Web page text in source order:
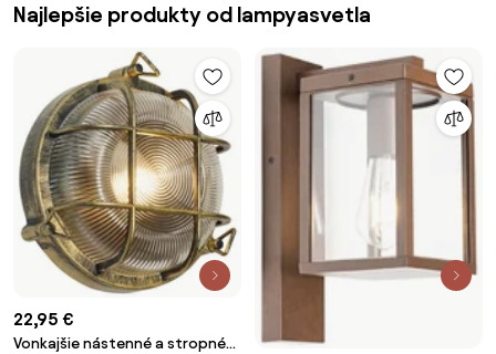
Najlepšie produkty od lampyasvetla
22,95 €
Vonkajšie nástenné a stropné